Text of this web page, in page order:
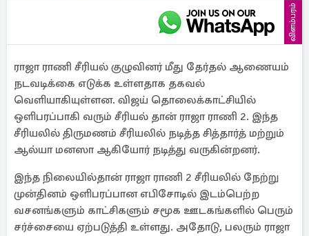
விளம்பரம்
ராஜா ராணி சீரியல் குழுவினர் மீது தேர்தல் ஆணையம்
நடவடிக்கை எடுக்க உள்ளதாக தகவல்
வெளியாகியுள்ளன. விஜய் தொலைக்காட்சியில்
ஒளிபரப்பாகி வரும் சீரியல் தான் ராஜா ராணி 2. இந்த
சீரியலில் திருமணம் சீரியலில் நடித்த சித்தார்த் மற்றும்
ஆல்யா மனஸா ஆகியோர் நடித்து வருகின்றனர்.
இந்த நிலையில்தான் ராஜா ராணி 2 சீரியலில் நேற்று
முன்தினம் ஒளிபரப்பான எபிசோடில் இடம்பெற்ற
வசனங்களும் காட்சிகளும் சமூக ஊடகங்களில் பெரும்
சர்ச்சையை ஏற்படுத்தி உள்ளது. அதோடு, பலரும் ராஜா